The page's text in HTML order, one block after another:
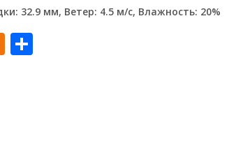
32.9 мм, Ветер: 4.5 м/с, Влажность: 20%
Odnoklassniki